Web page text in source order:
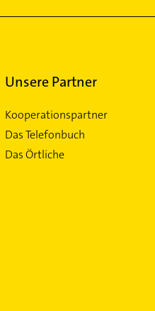
Unsere Partner
Kooperationspartner
Das Telefonbuch
Das Örtliche